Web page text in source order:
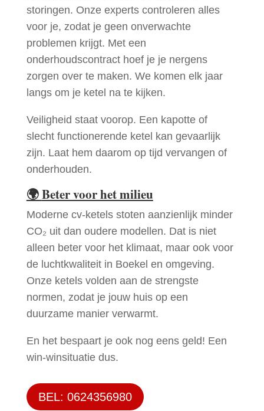
storingen. Onze experts controleren alles
voor je, zodat je geen onverwachte
problemen krijgt. Met een
onderhoudscontract hoef je je nergens
zorgen over te maken. We komen elk jaar
langs om je ketel na te kijken.
Veiligheid staat voorop. Een kapotte of
slecht functionerende ketel kan gevaarlijk
zijn. Laat hem daarom op tijd vervangen of
onderhouden.
🌍Beter voor het milieu
Moderne cv-ketels stoten aanzienlijk minder
CO₂ uit dan oudere modellen. Dat is niet
alleen beter voor het klimaat, maar ook voor
de luchtkwaliteit in Boekel en omgeving.
Onze ketels volden aan de strengste
normen, zodat je jouw huis op een
duurzame manier verwarmt.
En het bespaart je ook nog eens geld! Een
win-winsituatie dus.
BEL: 0624356980